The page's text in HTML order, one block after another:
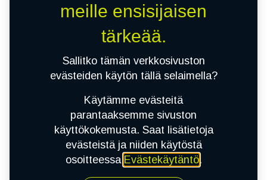
meille ensisijaisen
tärkeää.
Sallitko tämän verkkosivuston
evästeiden käytön tällä selaimella?
Käytämme evästeitä
parantaaksemme sivuston
käyttökokemusta. Saat lisätietoja
evästeistä ja niiden käytöstä
osoitteessa Evästekäytäntö.